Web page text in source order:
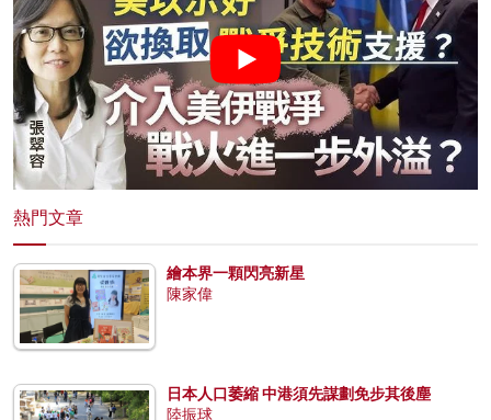
熱門文章
繪本界一顆閃亮新星
陳家偉
日本人口萎縮 中港須先謀劃免步其後塵
陸振球